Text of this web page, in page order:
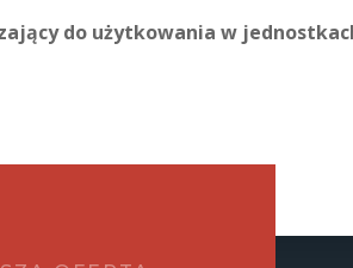
do użytkowania w